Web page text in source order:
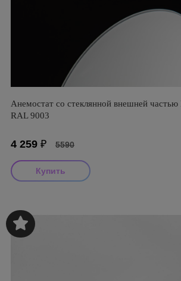
Анемостат со стеклянной внешней
RAL 9003
4 259 ₽ 5590